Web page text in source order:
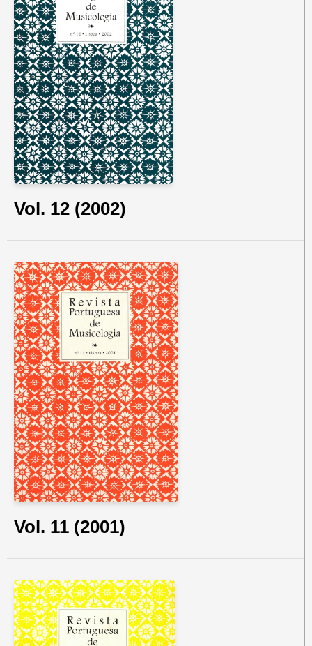
Vol. 12 (2002)
Vol. 11 (2001)